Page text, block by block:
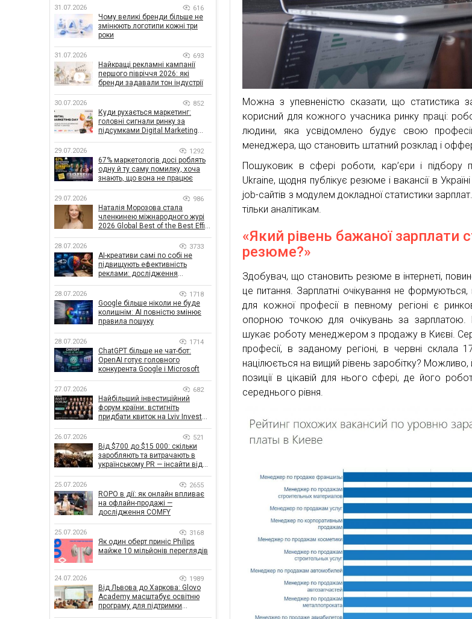
Можна з упевненістю сказати, що статистика
корисний для кожного учасника ринку праці:
людини, яка усвідомлено будує свою
менеджера, що становить штатний розклад і
Пошуковик в сфері роботи, кар’єри і підбору
Ukraine, щодня публікує резюме і вакансії в
job-сайтів з модулем докладної статистики
тільки аналітикам.
«Який рівень бажаної зарплати
резюме?»
Здобувач, що становить резюме в інтернеті,
це питання. Зарплатні очікування не
для кожної професії в певному регіоні є
опорною точкою для очікувань за зарплатою.
шукає роботу менеджером з продажу в Києві.
професії, в заданому регіоні, в червні склала
націлюється на вищий рівень заробітку?
позиції в цікавій для нього сфері, де його
середнього рівня.
31.07.2026 616
Чому великі бренди більше не
змінюють логотипи кожні три
роки
31.07.2026 693
Найкращі рекламні кампанії
першого півріччя 2026: які
бренди задавали тон індустрії
30.07.2026 852
Куди рухається маркетинг:
головні сигнали ринку за
підсумками Digital Marketing
29.07.2026 1292
67% маркетологів досі роблять
одну й ту саму помилку, хоча
знають, що вона не працює
29.07.2026 986
Наталія Морозова стала
членкинею міжнародного журі
2026 Global Best of the Best Effie
28.07.2026 3733
AI-креативи самі по собі не
підвищують ефективність
реклами: дослідження
впливає на ефективність
кампаній
28.07.2026 1718
Google більше ніколи не буде
колишнім: AI повністю змінює
правила пошуку
28.07.2026 1714
ChatGPT більше не чат-бот:
OpenAI готує головного
конкурента Google і Microsoft
27.07.2026 682
Найбільший інвестиційний
форум країни: встигніть
придбати квиток на Lviv Invest
26.07.2026 521
Від $700 до $15 000: скільки
заробляють та витрачають в
українському PR — інсайти від
25.07.2026 2655
ROPO в дії: як онлайн впливає
на офлайн-продажі —
дослідження COMFY
25.07.2026 3168
Як один оберт приніс Philips
майже 10 мільйонів переглядів
24.07.2026 1989
Від Львова до Харкова: Glovo
Academy масштабує освітню
програму для підтримки